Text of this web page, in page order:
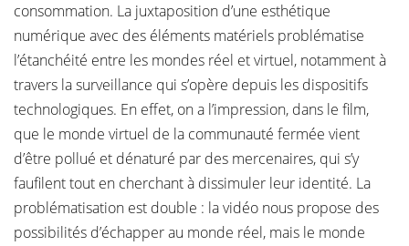
consommation. La juxtaposition d’une esthétique
numérique avec des éléments matériels problématise
l’étanchéité entre les mondes réel et virtuel, notamment à
travers la surveillance qui s’opère depuis les dispositifs
technologiques. En effet, on a l’impression, dans le film,
que le monde virtuel de la communauté fermée vient
d’être pollué et dénaturé par des mercenaires, qui s’y
faufilent tout en cherchant à dissimuler leur identité. La
problématisation est double : la vidéo nous propose des
possibilités d’échapper au monde réel, mais le monde